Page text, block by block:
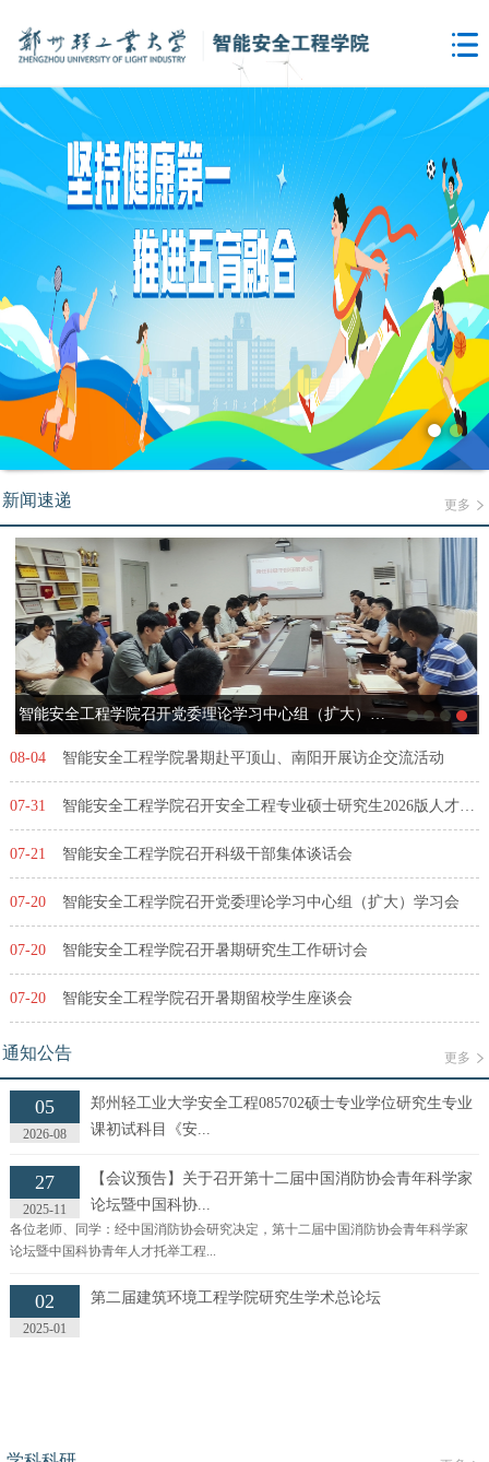
新闻速递 更多
智能安全工程学院召开党委理论学习中心组（扩大）学习会
08-04 智能安全工程学院暑期赴平顶山、南阳开展访企交流活动
07-31 智能安全工程学院召开安全工程专业硕士研究生2026版人才培养方案修订...
07-21 智能安全工程学院召开科级干部集体谈话会
07-20 智能安全工程学院召开党委理论学习中心组（扩大）学习会
07-20 智能安全工程学院召开暑期研究生工作研讨会
07-20 智能安全工程学院召开暑期留校学生座谈会
通知公告 更多
05
2026-08
郑州轻工业大学安全工程085702硕士专业学位研究生专业
课初试科目《安...
27
2025-11
【会议预告】关于召开第十二届中国消防协会青年科学家
论坛暨中国科协...
各位老师、同学：经中国消防协会研究决定，第十二届中国消防协会青年科学家
论坛暨中国科协青年人才托举工程...
02
2025-01
第二届建筑环境工程学院研究生学术总论坛